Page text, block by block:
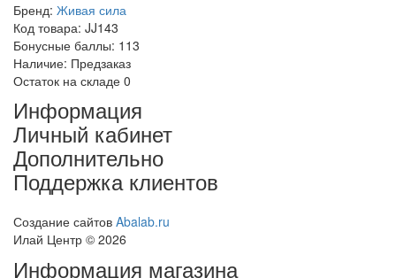
Бренд: Живая сила
Код товара: JJ143
Бонусные баллы: 113
Наличие: Предзаказ
Остаток на складе 0
Информация
Личный кабинет
Дополнительно
Поддержка клиентов
Создание сайтов Abalab.ru
Илай Центр © 2026
Информация магазина